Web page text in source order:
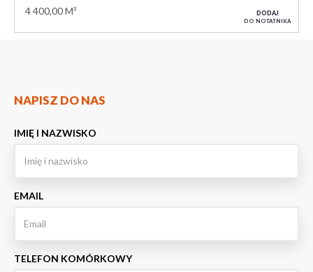
4 400,00 M² DODAJ
DO NOTATNIKA
NAPISZ DO NAS
IMIĘ I NAZWISKO
EMAIL
TELEFON KOMÓRKOWY